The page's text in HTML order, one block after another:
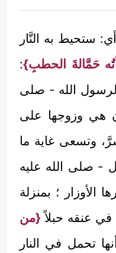
ستحيط به النَّار
حَمَّالةَ الحطبِ}:
لرسول الله - صلى
هي وزوجها على
وتسعى غاية ما
- صلى الله عليه
؛ بمنزلة
عنقه حبلاً {من
تحمل في النار